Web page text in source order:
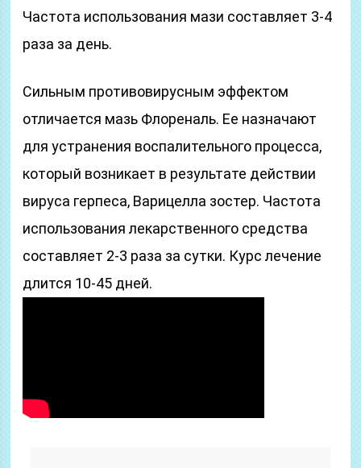
Частота использования мази составляет 3-4
раза за день.
Сильным противовирусным эффектом
отличается мазь Флореналь. Ее назначают
для устранения воспалительного процесса,
который возникает в результате действии
вируса герпеса, Варицелла зостер. Частота
использования лекарственного средства
составляет 2-3 раза за сутки. Курс лечение
длится 10-45 дней.